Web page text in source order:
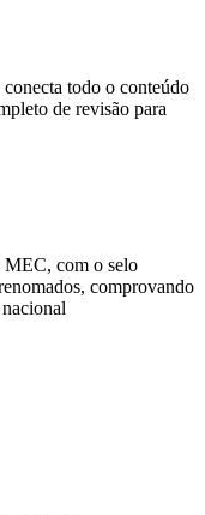
todo o conteúdo
de revisão para
MEC, com o selo
comprovando